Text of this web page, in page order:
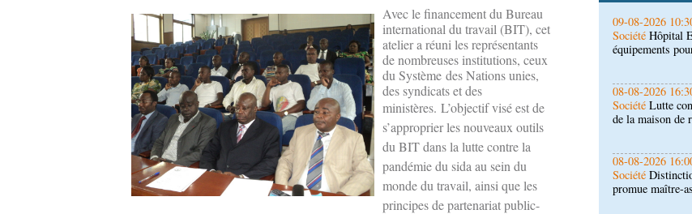
Avec le financement du Bureau
international du travail (BIT), cet
atelier a réuni les représentants
de nombreuses institutions, ceux
du Système des Nations unies,
des syndicats et des
ministères. L’objectif visé est de
s’approprier les nouveaux outils
du BIT dans la lutte contre la
pandémie du sida au sein du
monde du travail, ainsi que les
principes de partenariat public-
08-08-2026
Société Lutte
de la maison de
08-08-2026
Société
promue maître-
08-08-2026
SportCoupe du
Cara et V Club